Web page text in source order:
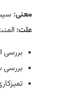
معنی:
علت:
بررسی